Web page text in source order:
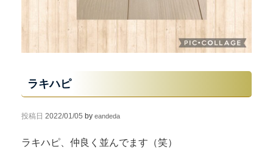
ラキハピ
投稿日 2022/01/05 by eandeda
ラキハピ、仲良く並んでます（笑）